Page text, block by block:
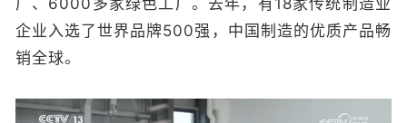
厂、6000多家绿色工厂。去年，有18家传统制造业
企业入选了世界品牌500强，中国制造的优质产品畅
销全球。